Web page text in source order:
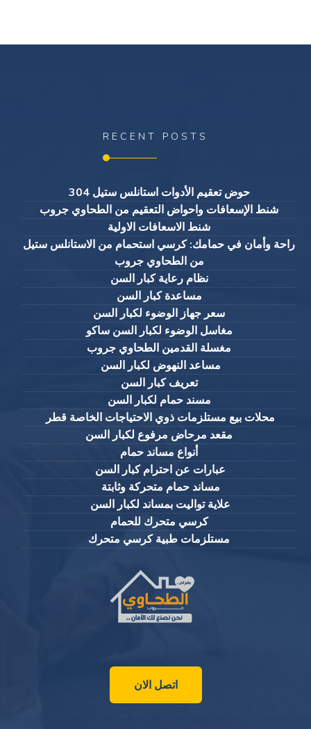
RECENT POSTS
حوض تعقيم الأدوات استانلس ستيل 304
شنط الإسعافات واحواض التعقيم من الطحاوي جروب
شنط الاسعافات الاولية
راحة وأمان في حمامك: كرسي استحمام من الاستانلس ستيل
من الطحاوي جروب
نظام رعاية كبار السن
مساعدة كبار السن
سعر جهاز الوضوء لكبار السن
مغاسل الوضوء لكبار السن ساكو
مغسلة القدمين الطحاوي جروب
مساعد النهوض لكبار السن
تعريف كبار السن
مسند حمام لكبار السن
محلات بيع مستلزمات ذوي الاحتياجات الخاصة قطر
مقعد مرحاض مرفوع لكبار السن
أنواع مساند حمام
عبارات عن احترام كبار السن
مساند حمام متحركة وثابتة
علاية تواليت بمساند لكبار السن
كرسي متحرك للحمام
مستلزمات طبية كرسي متحرك
اتصل الان